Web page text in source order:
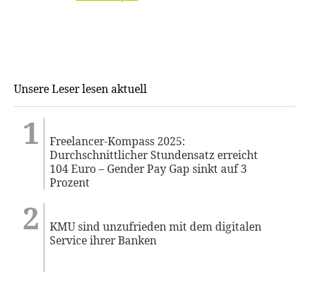
Unsere Leser lesen aktuell
Freelancer-Kompass 2025:
Durchschnittlicher Stundensatz erreicht
104 Euro – Gender Pay Gap sinkt auf 3
Prozent
KMU sind unzufrieden mit dem digitalen
Service ihrer Banken